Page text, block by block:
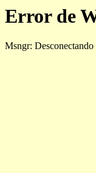
Error de
Msngr: